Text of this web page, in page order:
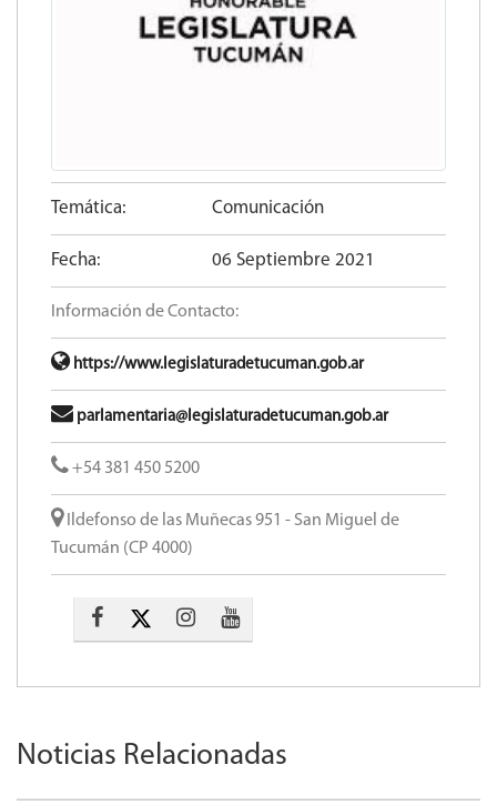
Temática: Comunicación
Fecha: 06 Septiembre 2021
Información de Contacto:
https://www.legislaturadetucuman.gob.ar
parlamentaria@legislaturadetucuman.gob.ar
+54 381 450 5200
Ildefonso de las Muñecas 951 - San Miguel de
Tucumán (CP 4000)
Noticias Relacionadas